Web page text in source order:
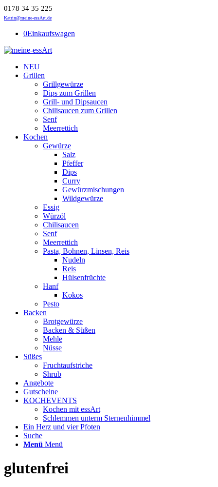
0178 34 35 225
Katrin@meine-essArt.de
0Einkaufswagen
NEU
Grillen
Grillgewürze
Dips zum Grillen
Grill- und Dipsaucen
Chilisaucen zum Grillen
Senf
Meerrettich
Kochen
Gewürze
Salz
Pfeffer
Dips
Curry
Gewürzmischungen
Wildgewürze
Essig
Würzöl
Chilisaucen
Senf
Meerrettich
Pasta, Bohnen, Linsen, Reis
Nudeln
Reis
Hülsenfrüchte
Hanf
Kokos
Pesto
Backen
Brotgewürze
Backen & Süßen
Mehle
Nüsse
Süßes
Fruchtaufstriche
Shrub
Angebote
Gutscheine
KOCHEVENTS
Kochen mit essArt
Schlemmen unterm Sternenhimmel
Ein Herz und vier Pfoten
Suche
Menü Menü
glutenfrei